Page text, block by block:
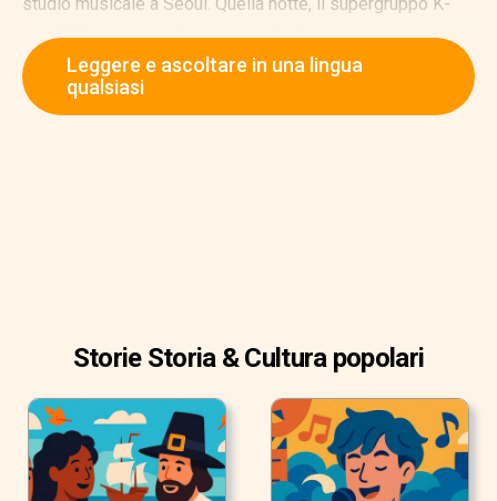
pop BTS ha battuto il record per il più grande concerto
virtuale pagato di sempre. Circa 756.000 persone da 107
paesi hanno guardato online. Questi numeri non sono una
Leggere e ascoltare in una lingua
qualsiasi
Storie Storia & Cultura popolari